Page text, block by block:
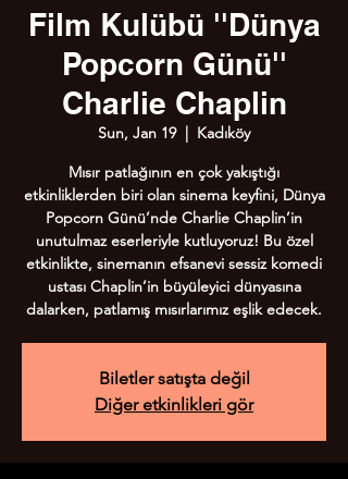
Film Kulübü ''Dünya
Popcorn Günü''
Charlie Chaplin
Sun, Jan 19
  |
Kadıköy
Mısır patlağının en çok yakıştığı
etkinliklerden biri olan sinema keyfini, Dünya
Popcorn Günü’nde Charlie Chaplin’in
unutulmaz eserleriyle kutluyoruz! Bu özel
etkinlikte, sinemanın efsanevi sessiz komedi
ustası Chaplin’in büyüleyici dünyasına
dalarken, patlamış mısırlarımız eşlik edecek.
Biletler satışta değil
Diğer etkinlikleri gör